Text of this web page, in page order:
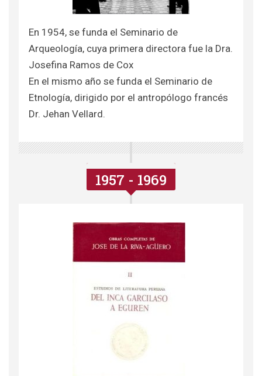
En 1954, se funda el Seminario de
Arqueología, cuya primera directora fue la Dra.
Josefina Ramos de Cox
En el mismo año se funda el Seminario de
Etnología, dirigido por el antropólogo francés
Dr. Jehan Vellard.
1957 - 1969